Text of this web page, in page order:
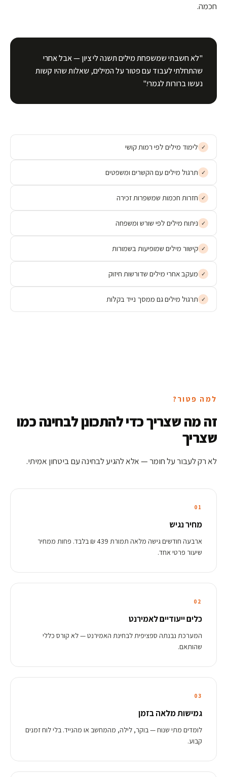
חכמה.
"לא חשבתי שמשפחת מילים תשנה לי ציון — אבל אחרי
שהתחלתי לעבוד עם פטור על המילים, שאלות שהיו קשות
נעשו ברורות לגמרי."
✓ לימוד מילים לפי רמות קושי
✓ תרגול מילים עם הקשרים ומשפטים
✓ חזרות חכמות שמשפרות זכירה
✓ ניתוח מילים לפי שורש ומשפחה
✓ קישור מילים שמופיעות בשמורות
✓ מעקב אחרי מילים שדורשות חיזוק
✓ תרגול מילים גם ממסך נייד בקלות
למה פטור?
זה מה שצריך כדי להתכונן לבחינה כמו
שצריך
לא רק לעבור על חומר — אלא להגיע לבחינה עם ביטחון אמיתי.
01
מחיר נגיש
ארבעה חודשים גישה מלאה תמורת 439 ₪ בלבד. פחות ממחיר
שיעור פרטי אחד.
02
כלים ייעודיים לאמירנט
המערכת נבנתה ספציפית לבחינת האמירנט — לא קורס כללי
שהותאם.
03
גמישות מלאה בזמן
לומדים מתי שנוח — בוקר, לילה, מהמחשב או מהנייד. בלי לוח זמנים
קבוע.